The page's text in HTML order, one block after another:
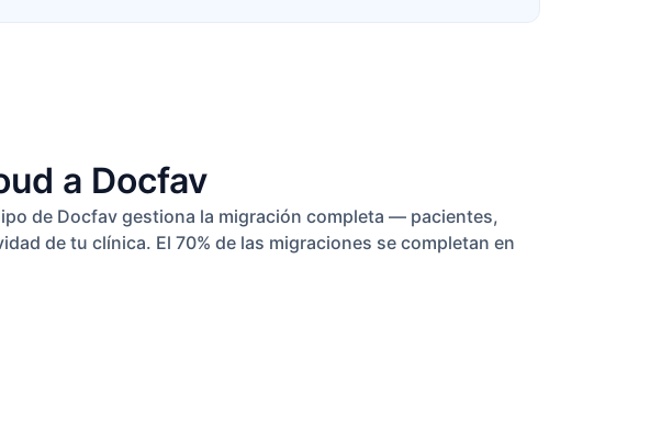
a Docfav
de Docfav gestiona la migración completa — pacientes,
de tu clínica. El 70% de las migraciones se completan en